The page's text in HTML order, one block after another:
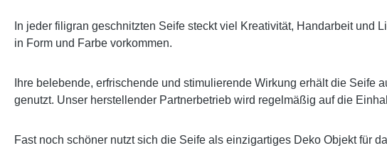
In jeder filigran geschnitzten Seife steckt viel Kreativität, Handarbeit
in Form und Farbe vorkommen.
Ihre belebende, erfrischende und stimulierende Wirkung erhält die
genutzt. Unser herstellender Partnerbetrieb wird regelmäßig auf die
Fast noch schöner nutzt sich die Seife als einzigartiges Deko Objekt für